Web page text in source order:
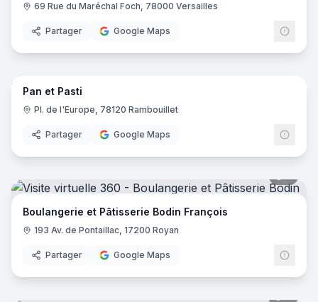
69 Rue du Maréchal Foch, 78000 Versailles
Partager Google Maps
8
Pan et Pasti
Pl. de l'Europe, 78120 Rambouillet
Partager Google Maps
Boulangerie et Pâtisserie Bodin François
193 Av. de Pontaillac, 17200 Royan
Partager Google Maps